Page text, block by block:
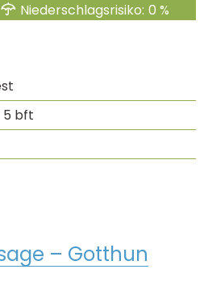
bft
Niederschlagsrisiko: 0 %
– Gotthun